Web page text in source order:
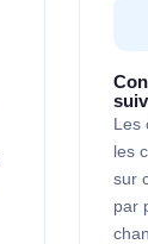
Les
les
sur
par